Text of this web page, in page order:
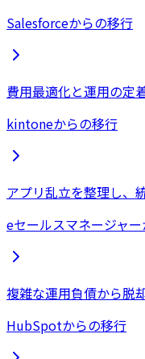
Salesforceからの移行
費用最適化と運用の定
kintoneからの移行
アプリ乱立を整理し、
eセールスマネージャ
複雑な運用負債から脱
HubSpotからの移行